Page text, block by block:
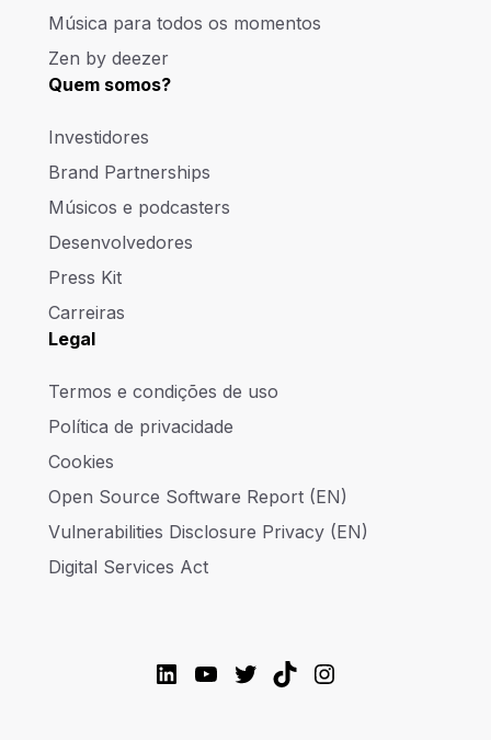
Música para todos os momentos
Zen by deezer
Quem somos?
Investidores
Brand Partnerships
Músicos e podcasters
Desenvolvedores
Press Kit
Carreiras
Legal
Termos e condições de uso
Política de privacidade
Cookies
Open Source Software Report (EN)
Vulnerabilities Disclosure Privacy (EN)
Digital Services Act
LinkedIn
YouTube
Twitter
TikTokInstagram